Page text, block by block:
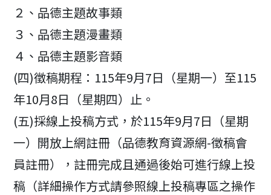
２、品德主題故事類
３、品德主題漫畫類
４、品德主題影音類
(四)徵稿期程：115年9月7日（星期一）至115
年10月8日（星期四）止。
(五)採線上投稿方式，於115年9月7日（星期
一）開放上網註冊（品德教育資源網-徵稿會
員註冊），註冊完成且通過後始可進行線上投
稿（詳細操作方式請參照線上投稿專區之操作